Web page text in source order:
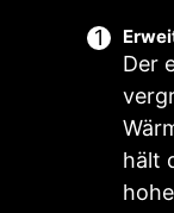
Der
hält
einen